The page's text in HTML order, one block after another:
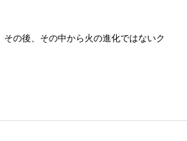
の後、その中から火の進化ではないク